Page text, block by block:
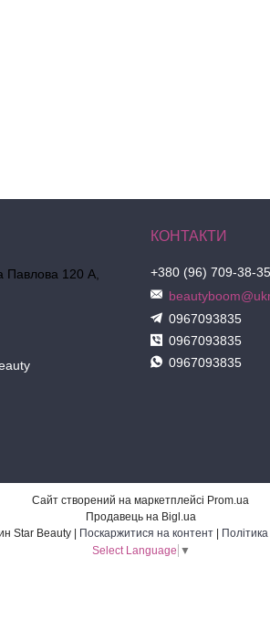
Павлова 120 А,
+380 (96) 709-38-35
0967093835
0967093835
0967093835
Сайт створений на маркетплейсі Prom.ua
Продавець на Bigl.ua
Інтернет-магазин Star Beauty | Поскаржитися на контент |
Select Language ▼